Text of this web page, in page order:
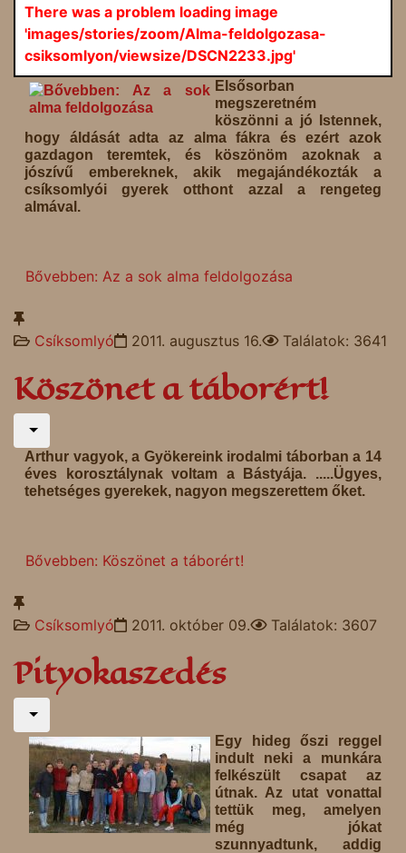
There was a problem loading image
'images/stories/zoom/Alma-feldolgozasa-
csiksomlyon/viewsize/DSCN2233.jpg'
Elsősorban
megszeretném
köszönni a jó Istennek,
hogy áldását adta az alma fákra és ezért azok
gazdagon teremtek, és köszönöm azoknak a
jószívű embereknek, akik megajándékozták a
csíksomlyói gyerek otthont azzal a rengeteg
almával.
Bővebben: Az a sok alma feldolgozása
Csíksomlyó 2011. augusztus 16. Találatok: 3641
Köszönet a táborért!
Arthur vagyok, a Gyökereink irodalmi táborban a 14
éves korosztálynak voltam a Bástyája. .....Ügyes,
tehetséges gyerekek, nagyon megszerettem őket.
Bővebben: Köszönet a táborért!
Csíksomlyó 2011. október 09. Találatok: 3607
Pityokaszedés
Egy hideg őszi reggel
indult neki a munkára
felkészült csapat az
útnak. Az utat vonattal
tettük meg, amelyen
még jókat
szunnyadtunk, addig